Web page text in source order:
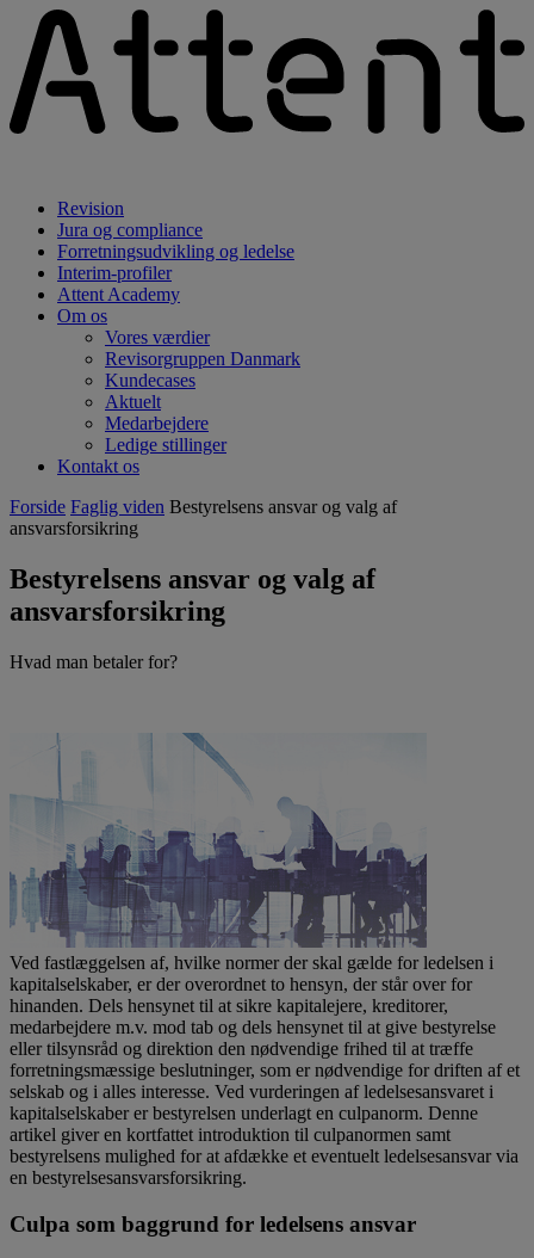
Revision
Jura og compliance
Forretningsudvikling og ledelse
Interim-profiler
Attent Academy
Om os
Vores værdier
Revisorgruppen Danmark
Kundecases
Aktuelt
Medarbejdere
Ledige stillinger
Kontakt os
Forside Faglig viden Bestyrelsens ansvar og valg af
ansvarsforsikring
Bestyrelsens ansvar og valg af
ansvarsforsikring
Hvad man betaler for?
Ved fastlæggelsen af, hvilke normer der skal gælde for ledelsen i
kapitalselskaber, er der overordnet to hensyn, der står over for
hinanden. Dels hensynet til at sikre kapitalejere, kreditorer,
medarbejdere m.v. mod tab og dels hensynet til at give bestyrelse
eller tilsynsråd og direktion den nødvendige frihed til at træffe
forretningsmæssige beslutninger, som er nødvendige for driften af et
selskab og i alles interesse. Ved vurderingen af ledelsesansvaret i
kapitalselskaber er bestyrelsen underlagt en culpanorm. Denne
artikel giver en kortfattet introduktion til culpanormen samt
bestyrelsens mulighed for at afdække et eventuelt ledelsesansvar via
en bestyrelsesansvarsforsikring.
Culpa som baggrund for ledelsens ansvar